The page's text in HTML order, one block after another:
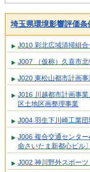
埼玉県環境影響評価
J010 彩北広域清掃組
J007 （仮称）久喜市
J020 東松山都市計画
J016 川越都市計画事
区土地区画整理事業
J004 羽生下川崎工業
J006 複合交通センタ
命さいたま新都心ビル〕
J002 神川野外スポー